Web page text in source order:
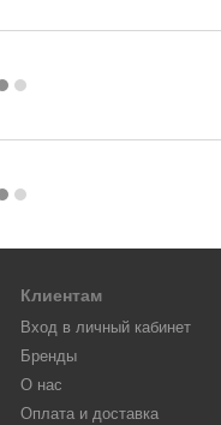
Клиентам
Вход в личный кабинет
Бренды
О нас
Оплата и доставка